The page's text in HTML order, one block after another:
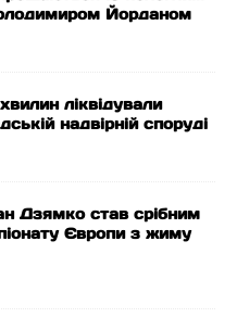
Йорданом
ліквідували
надвірній споруді
Дзямко став срібним
Європи з жиму